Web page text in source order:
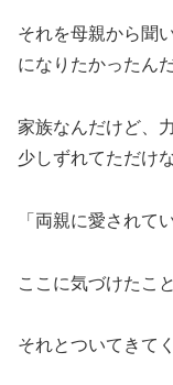
それを母親から聞
になりたかったん
家族なんだけど、
少しずれてただけ
「両親に愛されて
ここに気づけたこ
それとついてきて